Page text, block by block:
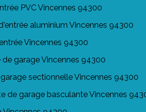
PVC Vincennes 94300
aluminium Vincennes 94300
Vincennes 94300
garage Vincennes 94300
sectionnelle Vincennes 94300
de garage basculante Vincennes